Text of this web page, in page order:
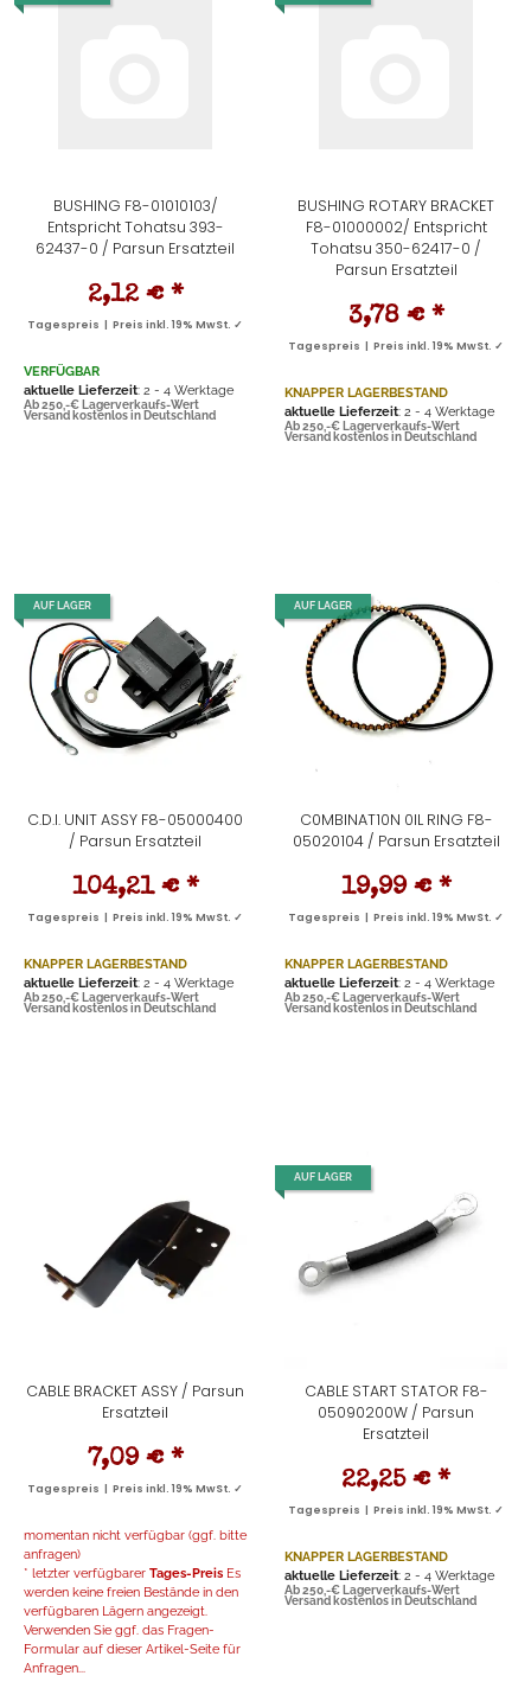
BUSHING F8-01010103/
Entspricht Tohatsu 393-
62437-0 / Parsun Ersatzteil
2,12 € *
Tagespreis | Preis inkl. 19% MwSt. ✓
VERFÜGBAR
aktuelle Lieferzeit: 2 - 4 Werktage
Ab 250,-€ Lagerverkaufs-Wert
Versand kostenlos in Deutschland
BUSHING ROTARY BRACKET
F8-01000002/ Entspricht
Tohatsu 350-62417-0 /
Parsun Ersatzteil
3,78 € *
Tagespreis | Preis inkl. 19% MwSt. ✓
KNAPPER LAGERBESTAND
aktuelle Lieferzeit: 2 - 4 Werktage
Ab 250,-€ Lagerverkaufs-Wert
Versand kostenlos in Deutschland
AUF LAGER
C.D.I. UNIT ASSY F8-05000400
/ Parsun Ersatzteil
104,21 € *
Tagespreis | Preis inkl. 19% MwSt. ✓
KNAPPER LAGERBESTAND
aktuelle Lieferzeit: 2 - 4 Werktage
Ab 250,-€ Lagerverkaufs-Wert
Versand kostenlos in Deutschland
AUF LAGER
C0MBINAT10N 0IL RING F8-
05020104 / Parsun Ersatzteil
19,99 € *
Tagespreis | Preis inkl. 19% MwSt. ✓
KNAPPER LAGERBESTAND
aktuelle Lieferzeit: 2 - 4 Werktage
Ab 250,-€ Lagerverkaufs-Wert
Versand kostenlos in Deutschland
CABLE BRACKET ASSY / Parsun
Ersatzteil
7,09 € *
Tagespreis | Preis inkl. 19% MwSt. ✓
momentan nicht verfügbar (ggf. bitte
anfragen)
* letzter verfügbarer Tages-Preis Es
werden keine freien Bestände in den
verfügbaren Lägern angezeigt.
Verwenden Sie ggf. das Fragen-
Formular auf dieser Artikel-Seite für
Anfragen...
AUF LAGER
CABLE START STATOR F8-
05090200W / Parsun
Ersatzteil
22,25 € *
Tagespreis | Preis inkl. 19% MwSt. ✓
KNAPPER LAGERBESTAND
aktuelle Lieferzeit: 2 - 4 Werktage
Ab 250,-€ Lagerverkaufs-Wert
Versand kostenlos in Deutschland